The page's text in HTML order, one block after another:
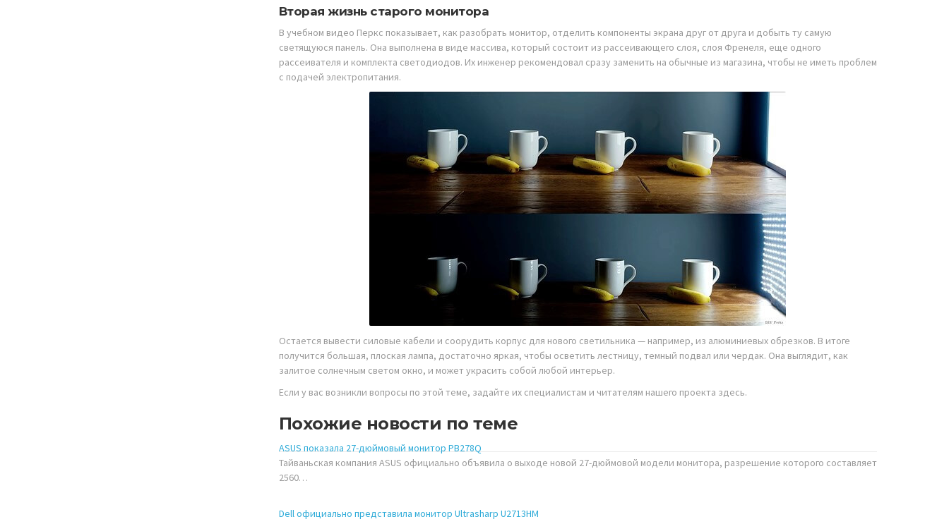
Вторая жизнь старого монитора
В учебном видео Перкс показывает, как разобрать монитор, отделить компоненты экрана друг от друга и добыть ту самую
светящуюся панель. Она выполнена в виде массива, который состоит из рассеивающего слоя, слоя Френеля, еще одного
рассеивателя и комплекта светодиодов. Их инженер рекомендовал сразу заменить на обычные из магазина, чтобы не иметь проблем
с подачей электропитания.
Остается вывести силовые кабели и соорудить корпус для нового светильника — например, из алюминиевых обрезков. В итоге
получится большая, плоская лампа, достаточно яркая, чтобы осветить лестницу, темный подвал или чердак. Она выглядит, как
залитое солнечным светом окно, и может украсить собой любой интерьер.
Если у вас возникли вопросы по этой теме, задайте их специалистам и читателям нашего проекта здесь.
Похожие новости по теме
ASUS показала 27-дюймовый монитор PB278Q
Тайваньская компания ASUS официально объявила о выходе новой 27-дюймовой модели монитора, разрешение которого составляет
2560…
Dell официально представила монитор Ultrasharp U2713HM